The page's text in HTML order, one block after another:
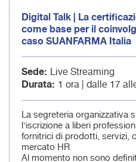
Digital Talk | La
come base per il
caso SUANFARMA Italia
Sede Live Streaming
Durata 1 ora | dalle 17
La segreteria organizzativa
l'iscrizione a liberi
fornitrici di prodotti, servizi,
mercato HR
Al momento non sono